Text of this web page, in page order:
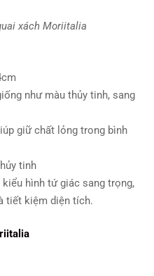
xách Moriitalia
như màu thủy tinh, sang
giữ chất lỏng trong bình
tinh
hình tứ giác sang trọng,
tiết kiệm diện tích.